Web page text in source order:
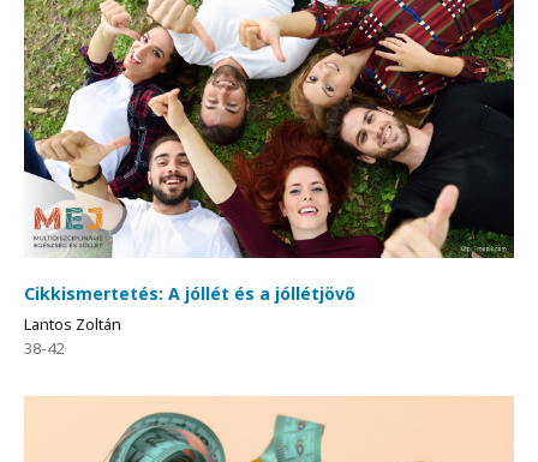
Cikkismertetés: A jóllét és a jóllétjövő
Lantos Zoltán
38-42